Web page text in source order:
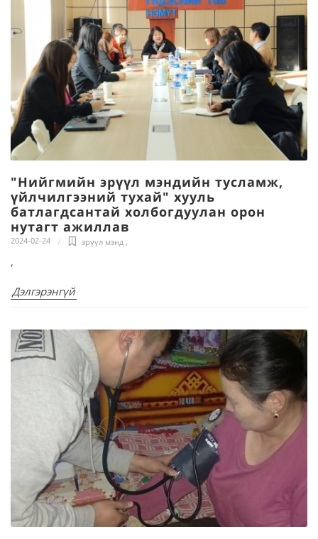
"Нийгмийн эрүүл мэндийн тусламж,
үйлчилгээний тухай" хууль
батлагдсантай холбогдуулан орон
нутагт ажиллав
2024-02-24 эрүүл мэнд ,
,
Дэлгэрэнгүй